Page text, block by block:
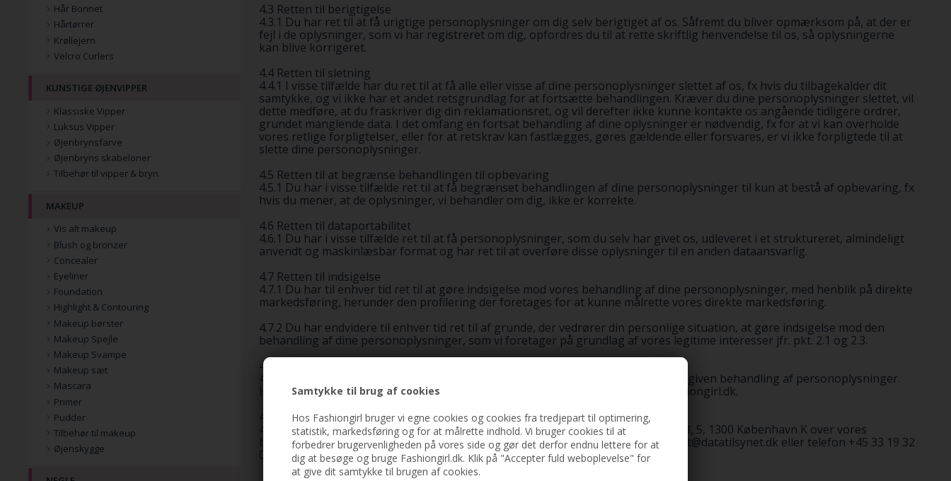
Samtykke til brug af cookies
Hos Fashiongirl bruger vi egne cookies og cookies fra tredjepart til optimering,
statistik, markedsføring og for at målrette indhold. Vi bruger cookies til at
forbedrer brugervenligheden på vores side og gør det derfor endnu lettere for at
dig at besøge og bruge Fashiongirl.dk. Klik på "Accepter fuld weboplevelse" for
at give dit samtykke til brugen af cookies.
4.3 Retten til berigtigelse
4.3.1 Du har ret til at få urigtige personoplysninger om dig selv berigtiget af os. Såfremt du bliver opmærksom på, at der er
fejl i de oplysninger, som vi har registreret om dig, opfordres du til at rette skriftlig henvendelse til os, så oplysningerne
kan blive korrigeret.
4.4 Retten til sletning
4.4.1 I visse tilfælde har du ret til at få alle eller visse af dine personoplysninger slettet af os, fx hvis du tilbagekalder dit
samtykke, og vi ikke har et andet retsgrundlag for at fortsætte behandlingen. Kræver du dine personoplysninger slettet, vil
dette medføre, at du fraskriver dig din reklamationsret, og vil derefter ikke kunne kontakte os angående tidligere ordrer,
grundet manglende data. I det omfang en fortsat behandling af dine oplysninger er nødvendig, fx for at vi kan overholde
vores retlige forpligtelser, eller for at retskrav kan fastlægges, gøres gældende eller forsvares, er vi ikke forpligtede til at
slette dine personoplysninger.
4.5 Retten til at begrænse behandlingen til opbevaring
4.5.1 Du har i visse tilfælde ret til at få begrænset behandlingen af dine personoplysninger til kun at bestå af opbevaring, fx
hvis du mener, at de oplysninger, vi behandler om dig, ikke er korrekte.
4.6 Retten til dataportabilitet
4.6.1 Du har i visse tilfælde ret til at få personoplysninger, som du selv har givet os, udleveret i et struktureret, almindeligt
anvendt og maskinlæsbar format og har ret til at overføre disse oplysninger til en anden dataansvarlig.
4.7 Retten til indsigelse
4.7.1 Du har til enhver tid ret til at gøre indsigelse mod vores behandling af dine personoplysninger, med henblik på direkte
markedsføring, herunder den profilering der foretages for at kunne målrette vores direkte markedsføring.
4.7.2 Du har endvidere til enhver tid ret til af grunde, der vedrører din personlige situation, at gøre indsigelse mod den
behandling af dine personoplysninger, som vi foretager på grundlag af vores legitime interesser jfr. pkt. 2.1 og 2.3.
4.8 Retten til at tilbagekalde samtykke
4.8.1 Du har til enhver tid ret til at tilbagekalde et samtykke, du har givet os til en given behandling af personoplysninger.
Hvis du ønsker at tilbagekalde dit samtykke, bedes du kontakte os på info@lfashiongirl.dk.
4.9 Retten til at klage
4.9.1 Du har til enhver tid ret til at indgive en klage til Datatilsynet, Borgergade 28, 5, 1300 København K over vores
behandling af dine personoplysninger. Klage kan blandt andet indgives på mail dt@datatilsynet.dk eller telefon +45 33 19 32
00.
Hår Bonnet
Hårtørrer
Krøllejern
Velcro Curlers
KUNSTIGE ØJENVIPPER
Klassiske Vipper
Luksus Vipper
Øjenbrynsfarve
Øjenbryns skabeloner
Tilbehør til vipper & bryn
MAKEUP
Vis alt makeup
Blush og bronzer
Concealer
Eyeliner
Foundation
Highlight & Contouring
Makeup børster
Makeup Spejle
Makeup Svampe
Makeup sæt
Mascara
Primer
Pudder
Tilbehør til makeup
Øjenskygge